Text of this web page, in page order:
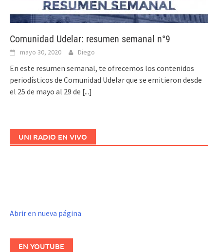
Comunidad Udelar: resumen semanal n°9
mayo 30, 2020 Diego
En este resumen semanal, te ofrecemos los contenidos
periodísticos de Comunidad Udelar que se emitieron desde
el 25 de mayo al 29 de [...]
UNI RADIO EN VIVO
Abrir en nueva página
EN YOUTUBE